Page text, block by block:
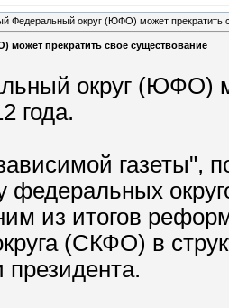
Федеральный округ (ЮФО) может прекратить
прекратить свое существование
округ (ЮФО)
года.
газеты",
федеральных
из итогов
(СКФО) в